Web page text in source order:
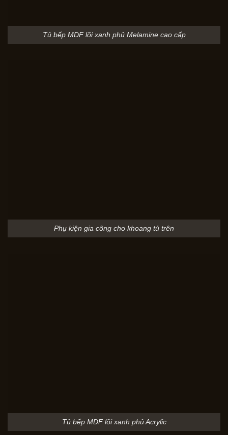
Tủ bếp MDF lõi xanh phủ Melamine cao cấp
Phụ kiện gia công cho khoang tủ trên
Tủ bếp MDF lõi xanh phủ Acrylic